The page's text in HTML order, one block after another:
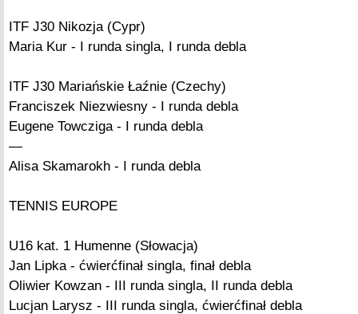
ITF J30 Nikozja (Cypr)
Maria Kur - I runda singla, I runda debla
ITF J30 Mariańskie Łaźnie (Czechy)
Franciszek Niezwiesny - I runda debla
Eugene Towcziga - I runda debla
—
Alisa Skamarokh - I runda debla
TENNIS EUROPE
U16 kat. 1 Humenne (Słowacja)
Jan Lipka - ćwierćfinał singla, finał debla
Oliwier Kowzan - III runda singla, II runda debla
Lucjan Larysz - III runda singla, ćwierćfinał debla